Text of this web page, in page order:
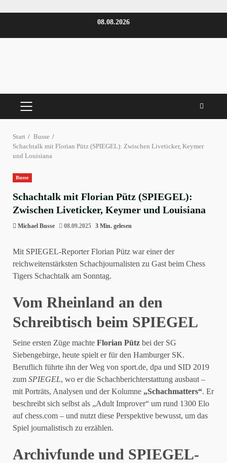
08.08.2026
PRIMÄRES
Start
Busse
Schachtalk mit Florian Pütz (SPIEGEL): Zwischen Liveticker, Keymer
und Louisiana
Busse
Schachtalk mit Florian Pütz (SPIEGEL):
Zwischen Liveticker, Keymer und Louisiana
Michael Busse 08.09.2025 3 Min. gelesen
Mit SPIEGEL-Reporter Florian Pütz war einer der
reichweitenstärksten Schachjournalisten zu Gast beim Chess
Tigers Schachtalk am Sonntag.
Vom Rheinland an den
Schreibtisch beim SPIEGEL
Seine ersten Züge machte Florian Pütz bei der SG
Siebengebirge, heute spielt er für den Hamburger SK.
Beruflich führte ihn der Weg von sport.de, dpa und SID 2019
zum SPIEGEL, wo er die Schachberichterstattung ausbaut –
mit Porträts, Analysen und der Kolumne „Schachmatters“. Er
beschreibt sich selbst als „Adult Improver“ um rund 1300 Elo
auf chess.com – und nutzt diese Perspektive bewusst, um das
Spiel journalistisch zu erzählen.
Archivfunde und SPIEGEL-